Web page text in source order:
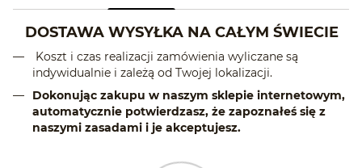
DOSTAWA WYSYŁKA NA CAŁYM ŚWIECIE
Koszt i czas realizacji zamówienia wyliczane są
indywidualnie i zależą od Twojej lokalizacji.
Dokonując zakupu w naszym sklepie internetowym,
automatycznie potwierdzasz, że zapoznałeś się z
naszymi zasadami i je akceptujesz.